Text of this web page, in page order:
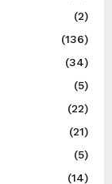
(2)
(136)
(34)
(5)
(22)
(21)
(5)
(14)